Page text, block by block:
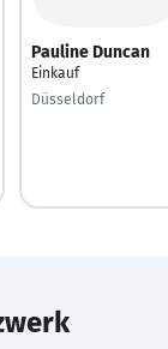
Pauline Duncan
Einkauf
Düsseldorf